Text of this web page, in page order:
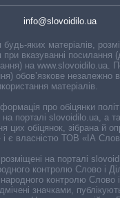
info@slovoidilo.ua
будь-яких матеріалів,
вказуванні посилання
на www.slovoidilo.ua.
обов’язкове незалежно
матеріалів.
про обіцянки
порталі slovoidilo.ua, а
цих обіцянок, зібрана й
і є власністю ТОВ «ІА
на порталі
контролю Слово і
контролю Слово
значками,